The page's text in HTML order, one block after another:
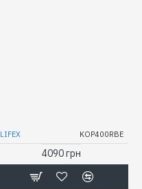
LIFEX KOP400RBE
4090 грн